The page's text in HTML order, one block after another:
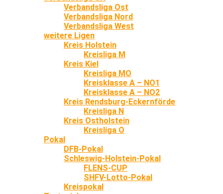
Verbandsliga Ost
Verbandsliga Nord
Verbandsliga West
weitere Ligen
Kreis Holstein
Kreisliga M
Kreis Kiel
Kreisliga MO
Kreisklasse A – NO1
Kreisklasse A – NO2
Kreis Rendsburg-Eckernförde
Kreisliga N
Kreis Ostholstein
Kreisliga O
Pokal
DFB-Pokal
Schleswig-Holstein-Pokal
FLENS-CUP
SHFV-Lotto-Pokal
Kreispokal